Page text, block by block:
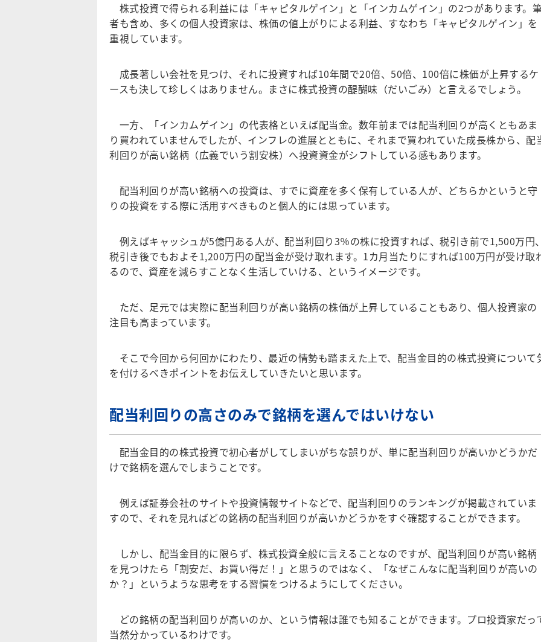
株式投資で得られる利益には「キャピタルゲイン」と「インカムゲイン」の2つがあります。
者も含め、多くの個人投資家は、株価の値上がりによる利益、すなわち「キャピタルゲイン」を
重視しています。
成長著しい会社を見つけ、それに投資すれば10年間で20倍、50倍、100倍に株価が上昇するケ
ースも決して珍しくはありません。まさに株式投資の醍醐味（だいごみ）と言えるでしょう。
一方、「インカムゲイン」の代表格といえば配当金。数年前までは配当利回りが高くともあま
り買われていませんでしたが、インフレの進展とともに、それまで買われていた成長株から、配
利回りが高い銘柄（広義でいう割安株）へ投資資金がシフトしている感もあります。
配当利回りが高い銘柄への投資は、すでに資産を多く保有している人が、どちらかというと守
りの投資をする際に活用すべきものと個人的には思っています。
例えばキャッシュが5億円ある人が、配当利回り3％の株に投資すれば、税引き前で1,500万円
税引き後でもおよそ1,200万円の配当金が受け取れます。1カ月当たりにすれば100万円が受け取
るので、資産を減らすことなく生活していける、というイメージです。
ただ、足元では実際に配当利回りが高い銘柄の株価が上昇していることもあり、個人投資家の
注目も高まっています。
そこで今回から何回かにわたり、最近の情勢も踏まえた上で、配当金目的の株式投資について
を付けるべきポイントをお伝えしていきたいと思います。
配当利回りの高さのみで銘柄を選んではいけない
配当金目的の株式投資で初心者がしてしまいがちな誤りが、単に配当利回りが高いかどうかだ
けで銘柄を選んでしまうことです。
例えば証券会社のサイトや投資情報サイトなどで、配当利回りのランキングが掲載されていま
すので、それを見ればどの銘柄の配当利回りが高いかどうかをすぐ確認することができます。
しかし、配当金目的に限らず、株式投資全般に言えることなのですが、配当利回りが高い銘柄
を見つけたら「割安だ、お買い得だ！」と思うのではなく、「なぜこんなに配当利回りが高いの
か？」というような思考をする習慣をつけるようにしてください。
どの銘柄の配当利回りが高いのか、という情報は誰でも知ることができます。プロ投資家だっ
当然分かっているわけです。